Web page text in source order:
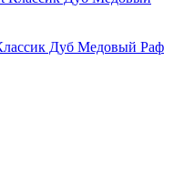
Дуб Медовый Раф